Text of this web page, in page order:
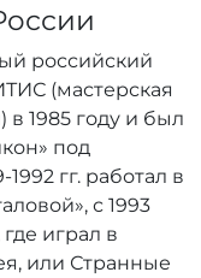
российский
(мастерская
1985 году и был
под
гг. работал в
с 1993
играл в
или Странные